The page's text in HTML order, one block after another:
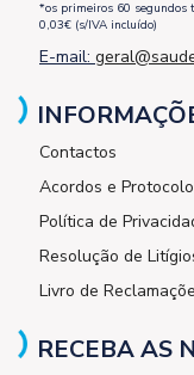
*os primeiros 60 segundos
0,03€ (s/IVA incluído)
E-mail:
Contactos
Acordos e
Política de
Resolução de
Livro de
RECEBA AS